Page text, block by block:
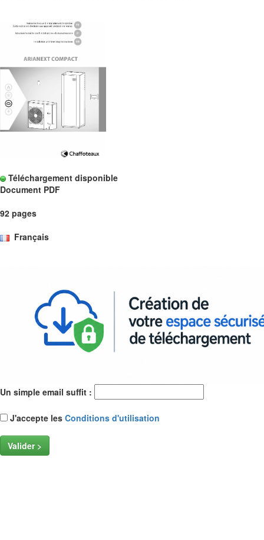
Téléchargement disponible
Document PDF
92 pages
Français
Un simple email suffit :
J'accepte les Conditions d'utilisation
Valider >